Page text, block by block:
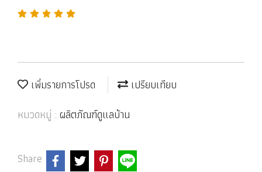
เพิ่มรายการโปรด
เปรียบเทียบ
หมวดหมู่ : ผลิตภัณฑ์ดูแลบ้าน
Share